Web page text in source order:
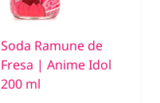
Soda Ramune de
Fresa | Anime Idol
200 ml